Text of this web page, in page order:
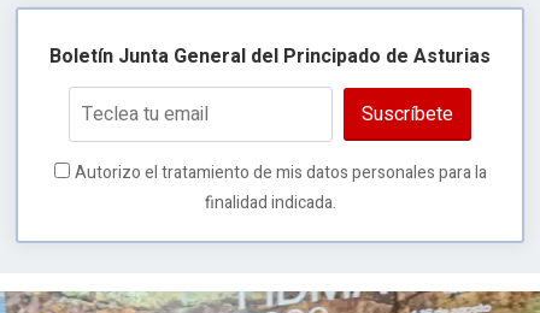
Boletín Junta General del Principado de Asturias
Suscríbete
Autorizo el tratamiento de mis datos personales para la
finalidad indicada.